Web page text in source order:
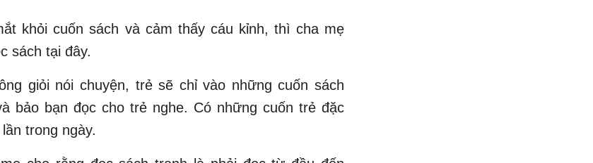
khỏi cuốn sách và cảm thấy cáu kỉnh, thì cha mẹ
sách tại đây.
giỏi nói chuyện, trẻ sẽ chỉ vào những cuốn sách
bảo bạn đọc cho trẻ nghe. Có những cuốn trẻ đặc
trong ngày.